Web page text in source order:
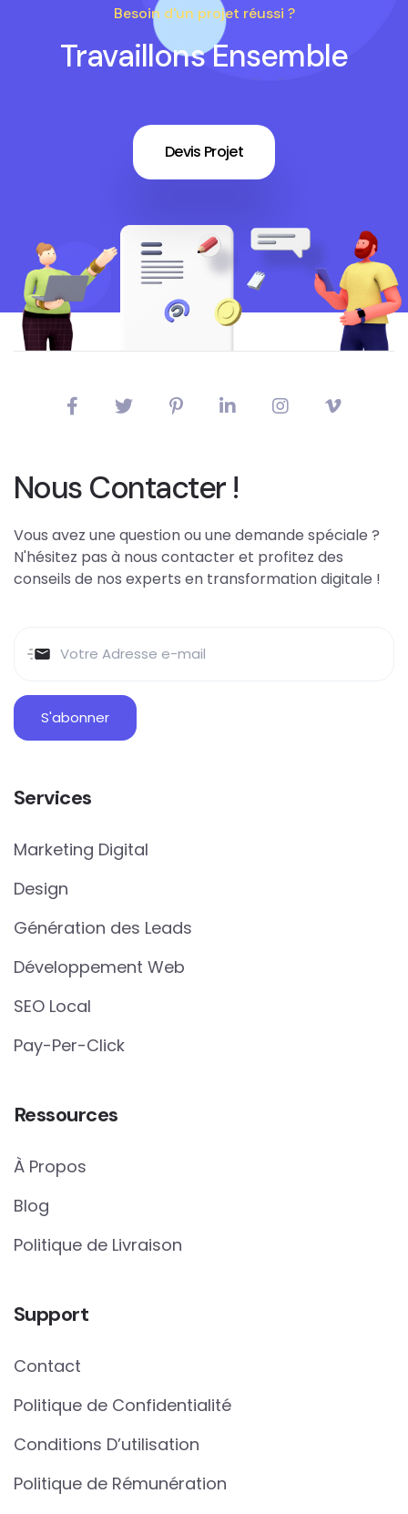
Besoin d'un projet réussi ?
Travaillons Ensemble
Devis Projet
Nous Contacter !
Vous avez une question ou une demande spéciale ?
N'hésitez pas à nous contacter et profitez des
conseils de nos experts en transformation digitale !
Services
Marketing Digital
Design
Génération des Leads
Développement Web
SEO Local
Pay-Per-Click
Ressources
À Propos
Blog
Politique de Livraison
Support
Contact
Politique de Confidentialité
Conditions D’utilisation
Politique de Rémunération